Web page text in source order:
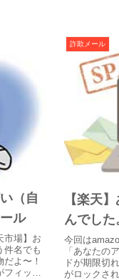
（自
ル
市場】お
件名でも
よ〜！
ィッシ
詐欺メール
【楽天
んでし
今回は
「あなたの
ドが期限切
がロックさ